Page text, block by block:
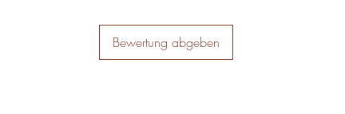
Bewertung abgeben